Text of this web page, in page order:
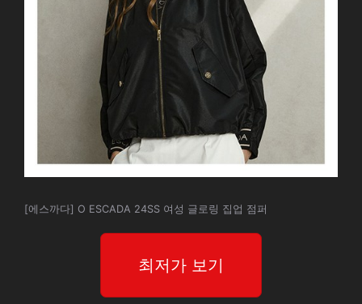
[에스까다] O ESCADA 24SS 여성 글로링 집업 점퍼
최저가 보기